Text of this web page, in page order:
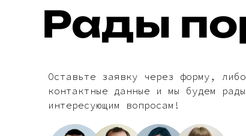
Рады
Оставьте заявку через форму,
контактные данные и мы будем
интересующим вопросам!